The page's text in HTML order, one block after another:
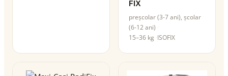
FIX
preșcolar (3-7 ani), școlar
(6-12 ani)
15–36 kg ISOFIX